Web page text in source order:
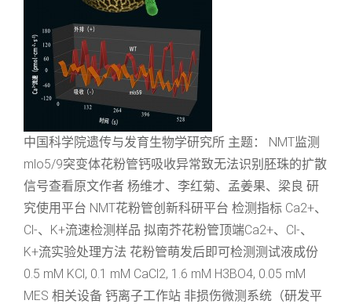
中国科学院遗传与发育生物学研究所 主题： NMT监测
mlo5/9突变体花粉管钙吸收异常致无法识别胚珠的扩散
信号查看原文作者 杨维才、李红菊、孟姜果、梁良 研
究使用平台 NMT花粉管创新科研平台 检测指标 Ca2+、
Cl-、K+流速检测样品 拟南芥花粉管顶端Ca2+、Cl-、
K+流实验处理方法 花粉管萌发后即可检测测试液成份
0.5 mM KCl, 0.1 mM CaCl2, 1.6 mM H3BO4, 0.05 mM
MES 相关设备 钙离子工作站 非损伤微测系统（研发平